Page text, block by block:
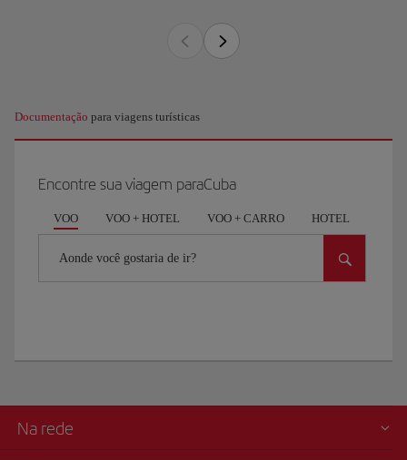
Documentação para viagens turísticas
Encontre sua viagem paraCuba
VOO VOO + HOTEL VOO + CARRO HOTEL
Aonde você gostaria de ir?
Na rede